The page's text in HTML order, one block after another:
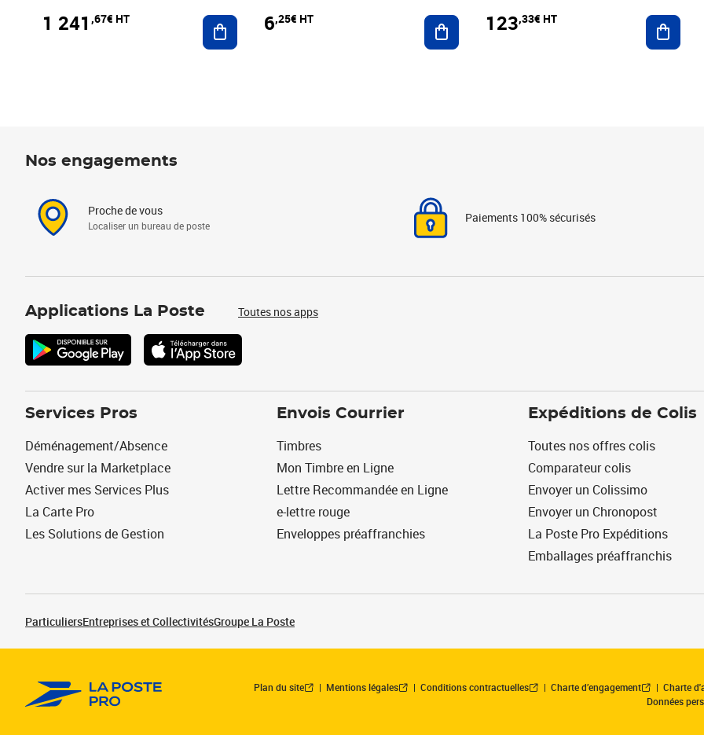
1 241 ,67€ HT Ajouter au panier
6,25€ HT Ajouter au panier
123,33€ HT
Nos engagements
Proche de vous
Localiser un bureau de poste
Paiements 100% sécurisés
Applications La Poste Toutes nos apps
Services Pros
Déménagement/Absence
Vendre sur la Marketplace
Activer mes Services Plus
La Carte Pro
Les Solutions de Gestion
Envois Courrier
Timbres
Mon Timbre en Ligne
Lettre Recommandée en Ligne
e-lettre rouge
Enveloppes préaffranchies
Expéditions de Colis
Toutes nos offres colis
Comparateur colis
Envoyer un Colissimo
Envoyer un Chronopost
La Poste Pro Expéditions
Emballages préaffranchis
ParticuliersEntreprises et CollectivitésGroupe La Poste
Plan du site Mentions légales Conditions contractuelles Charte d’engagement Charte
Données